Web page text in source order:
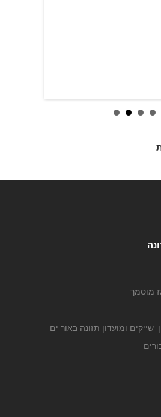
מוסמך
שייקים ומועדון תזונה באור ים